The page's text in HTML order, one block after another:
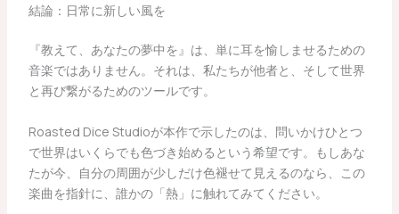
結論：日常に新しい風を
『教えて、あなたの夢中を』は、単に耳を愉しませるための
音楽ではありません。それは、私たちが他者と、そして世界
と再び繋がるためのツールです。
Roasted Dice Studioが本作で示したのは、問いかけひとつ
で世界はいくらでも色づき始めるという希望です。もしあな
たが今、自分の周囲が少しだけ色褪せて見えるのなら、この
楽曲を指針に、誰かの「熱」に触れてみてください。